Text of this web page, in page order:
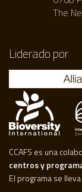
The
Liderado por
CCAFS es una
centros y
El programa se